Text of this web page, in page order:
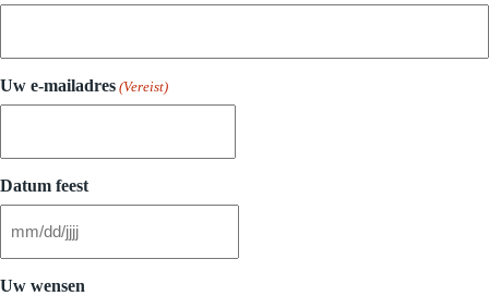
Uw e-mailadres (Vereist)
Datum feest
MM
slash
DD
Uw wensen